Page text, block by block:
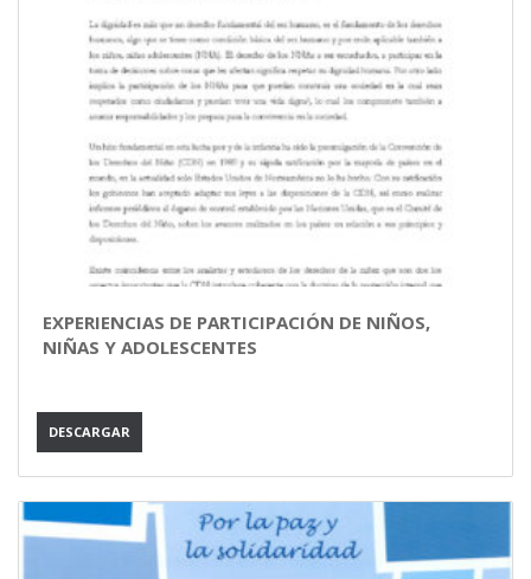
EXPERIENCIAS DE PARTICIPACIÓN DE NIÑOS,
NIÑAS Y ADOLESCENTES
DESCARGAR